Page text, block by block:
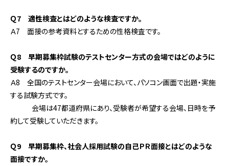
Ｑ7 適性検査とはどのような検査ですか。
Ａ7 面接の参考資料とするための性格検査です。
Ｑ8 早期募集枠試験のテストセンター方式の会場ではどのように
受験するのですか。
Ａ8 全国のテストセンター会場において、パソコン画面で出題・実施
する試験方式です。
会場は47都道府県にあり、受験者が希望する会場、日時を予
約して受験していただきます。
Ｑ9 早期募集枠、社会人採用試験の自己ＰＲ面接とはどのような
面接ですか。